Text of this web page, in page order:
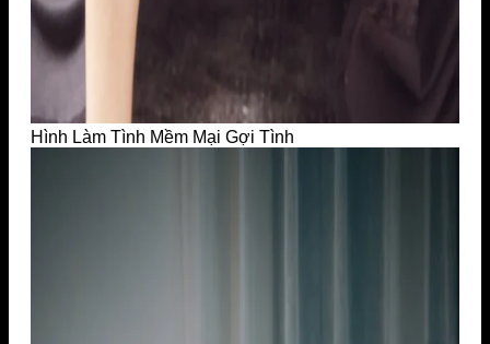
Hình Làm Tình Mềm Mại Gợi Tình